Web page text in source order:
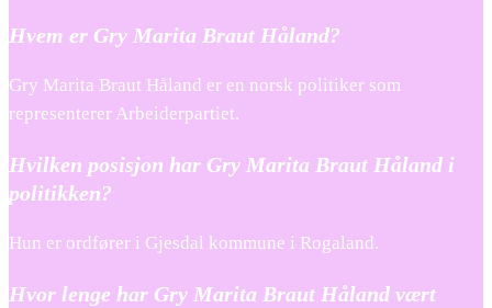
Hvem er Gry Marita Braut Håland?
Gry Marita Braut Håland er en norsk politiker som
representerer Arbeiderpartiet.
Hvilken posisjon har Gry Marita Braut Håland i
politikken?
Hun er ordfører i Gjesdal kommune i Rogaland.
Hvor lenge har Gry Marita Braut Håland vært